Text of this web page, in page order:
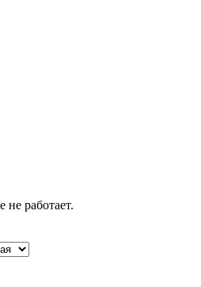
работает.